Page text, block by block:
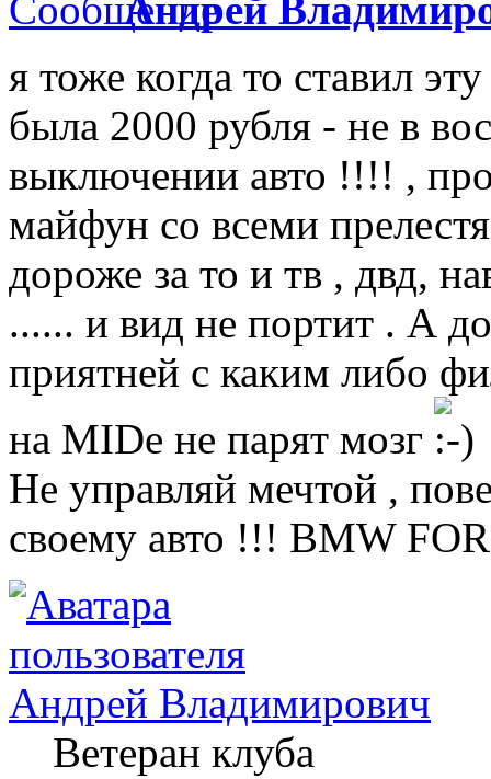
я тоже когда то ставил
была 2000 рубля - не в
выключении авто !!!! ,
майфун со всеми
дороже за то и тв , двд,
...... и вид не портит . А
приятней с каким либо
на MIDе не парят мозг
Не управляй мечтой ,
своему авто !!! BMW
Андрей Владимирович
Ветеран клуба